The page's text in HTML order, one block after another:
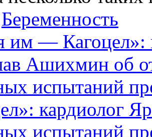
Беременность
кардиолог
испытаний